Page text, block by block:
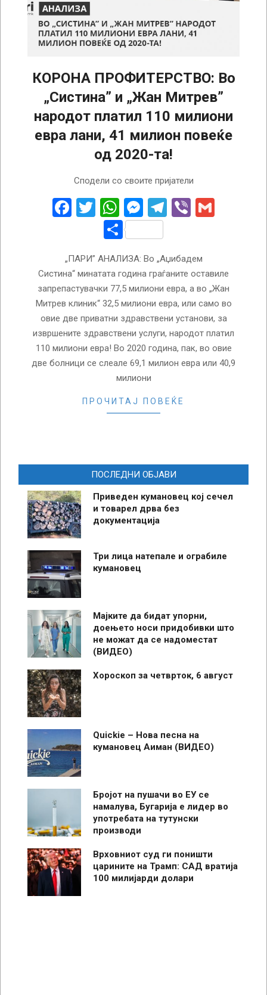
КОРОНА ПРОФИТЕРСТВО: Во
„Систина” и „Жан Митрев”
народот платил 110 милиони
евра лани, 41 милион повеќе
од 2020-та!
Сподели со своите пријатели
Facebook
Twitter
WhatsApp
Messenger
Telegram
Viber
Share
„ПАРИ” АНАЛИЗА: Во „Аџибадем
Систина“ минатата година граѓаните оставиле
запрепастувачки 77,5 милиони евра, а во „Жан
Митрев клиник“ 32,5 милиони евра, или само во
овие две приватни здравствени установи, за
извршените здравствени услуги, народот платил
110 милиони евра! Во 2020 година, пак, во овие
две болници се слеале 69,1 милион евра или 40,9
милиони
ПРОЧИТАЈ ПОВЕЌЕ
ПОСЛЕДНИ ОБЈАВИ
Приведен кумановец кој сечел
и товарел дрва без
документација
Три лица натепале и ограбиле
кумановец
Мајките да бидат упорни,
доењето носи придобивки што
не можат да се надоместат
(ВИДЕО)
Хороскоп за четврток, 6 август
Quickie – Нова песна на
кумановец Аиман (ВИДЕО)
Бројот на пушачи во ЕУ се
намалува, Бугарија е лидер во
употребата на тутунски
производи
Врховниот суд ги поништи
царините на Трамп: САД вратија
100 милијарди долари